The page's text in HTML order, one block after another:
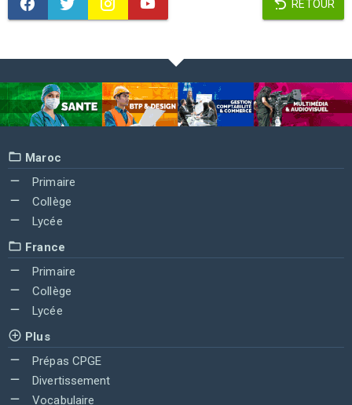
RETOUR
Maroc
Primaire
Collège
Lycée
France
Primaire
Collège
Lycée
Plus
Prépas CPGE
Divertissement
Vocabulaire